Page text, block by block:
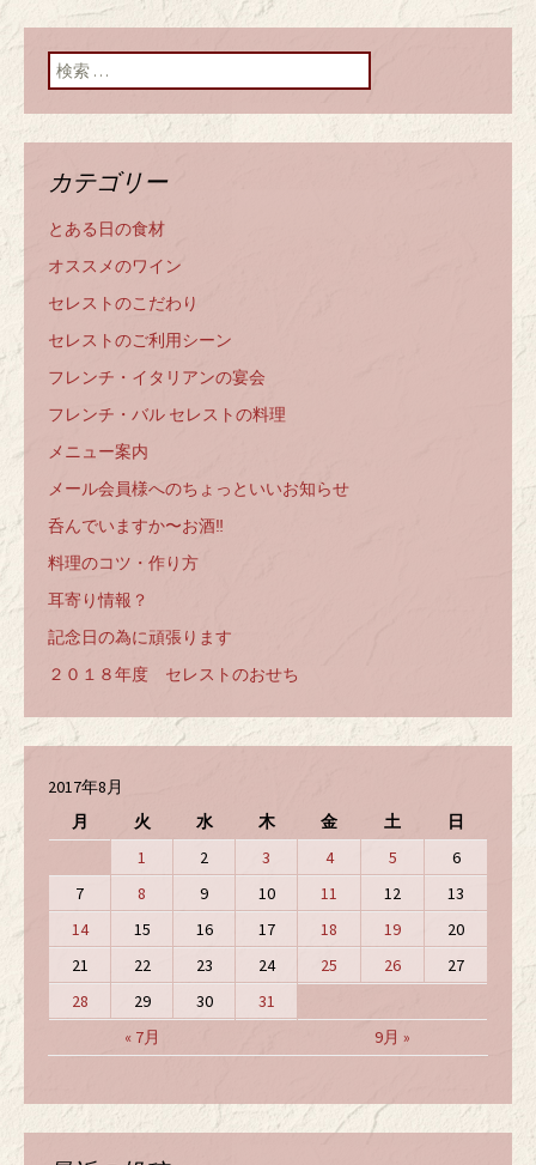
検索:
カテゴリー
とある日の食材
オススメのワイン
セレストのこだわり
セレストのご利用シーン
フレンチ・イタリアンの宴会
フレンチ・バル セレストの料理
メニュー案内
メール会員様へのちょっといいお知らせ
呑んでいますか〜お酒‼️
料理のコツ・作り方
耳寄り情報？
記念日の為に頑張ります
２０１８年度 セレストのおせち
2017年8月
月
火 水 木 金 土 日
« 7月 9月 »
1 2 3 4 5
6
7
8 9 10 11 12
13
14
15 16 17 18 19
20
21
22 23 24 25 26
27
28
29 30 31